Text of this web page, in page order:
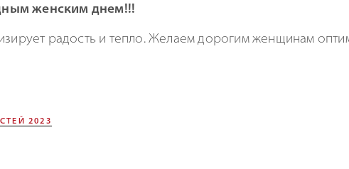
женским днем!!!
радость и тепло. Желаем дорогим женщинам
2023